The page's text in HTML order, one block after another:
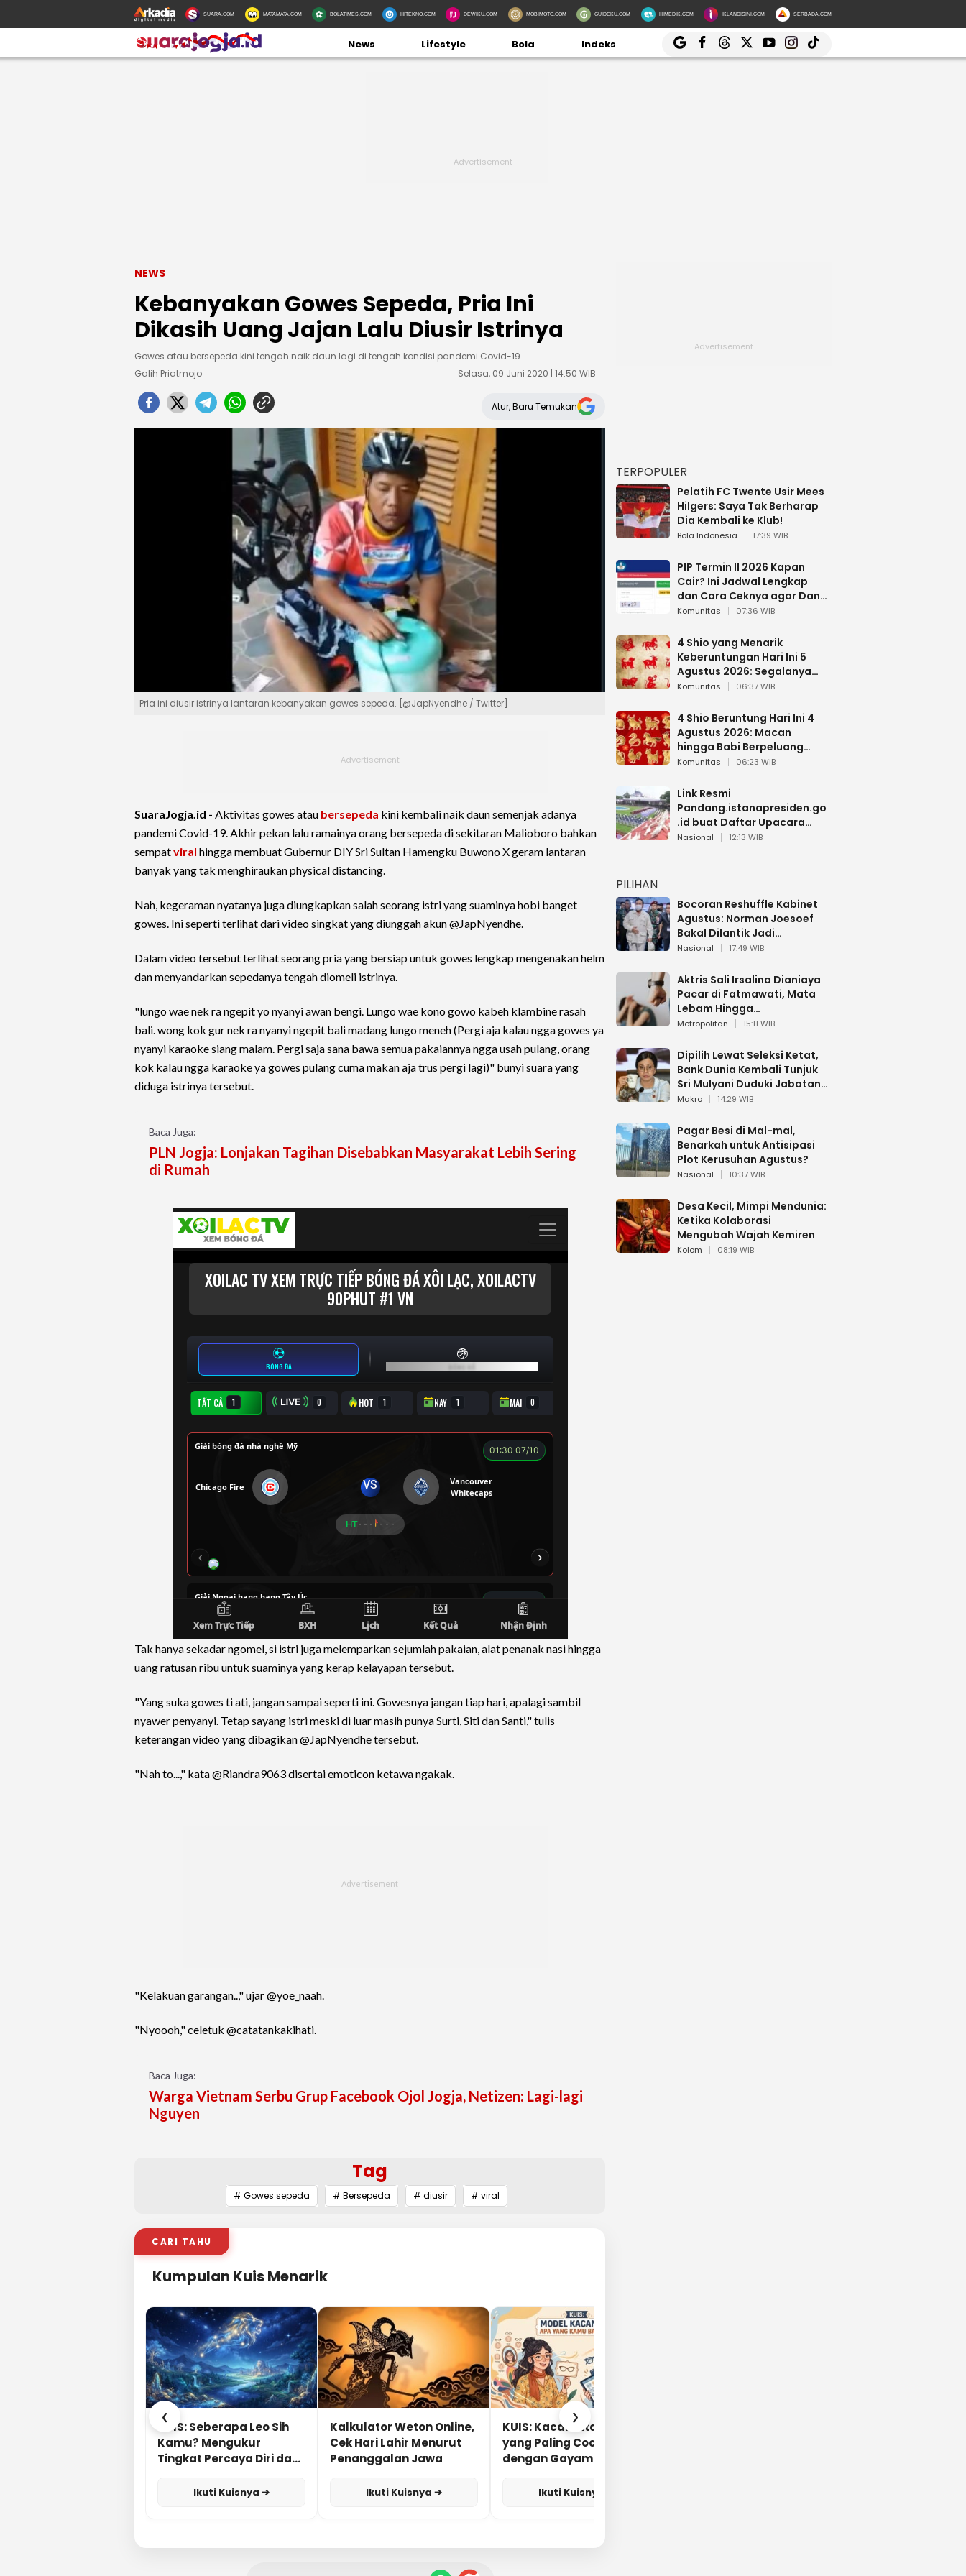
SUARA.COM MATAMATA.COM BOLATIMES.COM HITEKNO.COM DEWIKU.COM MOBIMOTO.COM GUIDEKU.COM HIMEDIK.COM IKLANDISINI.COM SERBADA.COM
News Lifestyle Bola Indeks
NEWS
Kebanyakan Gowes Sepeda, Pria Ini
Dikasih Uang Jajan Lalu Diusir Istrinya
Gowes atau bersepeda kini tengah naik daun lagi di tengah kondisi pandemi Covid-19
Galih Priatmojo
Selasa, 09 Juni 2020 | 14:50 WIB
Atur, Baru Temukan
Pria ini diusir istrinya lantaran kebanyakan gowes sepeda. [@JapNyendhe / Twitter]
SuaraJogja.id - Aktivitas gowes atau bersepeda kini kembali naik daun semenjak adanya
pandemi Covid-19. Akhir pekan lalu ramainya orang bersepeda di sekitaran Malioboro bahkan
sempatviral hingga membuat Gubernur DIY Sri Sultan Hamengku Buwono X geram lantaran
banyak yang tak menghiraukan physical distancing.
Nah, kegeraman nyatanya juga diungkapkan salah seorang istri yang suaminya hobi banget
gowes. Ini seperti terlihat dari video singkat yang diunggah akun @JapNyendhe.
Dalam video tersebut terlihat seorang pria yang bersiap untuk gowes lengkap mengenakan helm
dan menyandarkan sepedanya tengah diomeli istrinya.
"lungo wae nek ra ngepit yo nyanyi awan bengi. Lungo wae kono gowo kabeh klambine rasah
bali. wong kok gur nek ra nyanyi ngepit bali madang lungo meneh (Pergi aja kalau ngga gowes ya
nyanyi karaoke siang malam. Pergi saja sana bawa semua pakaiannya ngga usah pulang, orang
kok kalau ngga karaoke ya gowes pulang cuma makan aja trus pergi lagi)" bunyi suara yang
diduga istrinya tersebut.
Baca Juga:
PLN Jogja: Lonjakan Tagihan Disebabkan Masyarakat Lebih Sering
di Rumah
Tak hanya sekadar ngomel, si istri juga melemparkan sejumlah pakaian, alat penanak nasi hingga
uang ratusan ribu untuk suaminya yang kerap kelayapan tersebut.
"Yang suka gowes ti ati, jangan sampai seperti ini. Gowesnya jangan tiap hari, apalagi sambil
nyawer penyanyi. Tetap sayang istri meski di luar masih punya Surti, Siti dan Santi," tulis
keterangan video yang dibagikan @JapNyendhe tersebut.
"Nah to...," kata @Riandra9063 disertai emoticon ketawa ngakak.
"Kelakuan garangan..," ujar @yoe_naah.
"Nyoooh," celetuk @catatankakihati.
Baca Juga:
Warga Vietnam Serbu Grup Facebook Ojol Jogja, Netizen: Lagi-lagi
Nguyen
Tag
# Gowes sepeda # Bersepeda # diusir # viral
CARI TAHU
Kumpulan Kuis Menarik
❮
KUIS: Seberapa Leo Sih
Kamu? Mengukur
Tingkat Percaya Diri dan
Ikuti Kuisnya ➔
Kalkulator Weton Online,
Cek Hari Lahir Menurut
Penanggalan Jawa
Ikuti Kuisnya ➔
KUIS: Kacamata Apa
yang Paling Cocok
dengan Gayamu?
Ikuti Kuisnya ➔
❯
TERPOPULER
Pelatih FC Twente Usir Mees
Hilgers: Saya Tak Berharap
Dia Kembali ke Klub!
Bola Indonesia 17:39 WIB
PIP Termin II 2026 Kapan
Cair? Ini Jadwal Lengkap
dan Cara Ceknya agar Dana
Tidak Hangus!
Komunitas 07:36 WIB
4 Shio yang Menarik
Keberuntungan Hari Ini 5
Agustus 2026: Segalanya
Berjalan Lancar
Komunitas 06:37 WIB
4 Shio Beruntung Hari Ini 4
Agustus 2026: Macan
hingga Babi Berpeluang
Dapat Kabar Baik
Komunitas 06:23 WIB
Link Resmi
Pandang.istanapresiden.go
.id buat Daftar Upacara
Bendera HUT RI di Istana
Nasional 12:13 WIB
PILIHAN
Bocoran Reshuffle Kabinet
Agustus: Norman Joesoef
Bakal Dilantik Jadi
Wamenhan RI
Nasional 17:49 WIB
Aktris Sali Irsalina Dianiaya
Pacar di Fatmawati, Mata
Lebam Hingga
Diselamatkan Polantas
Metropolitan 15:11 WIB
Dipilih Lewat Seleksi Ketat,
Bank Dunia Kembali Tunjuk
Sri Mulyani Duduki Jabatan
Strategis
Makro 14:29 WIB
Pagar Besi di Mal-mal,
Benarkah untuk Antisipasi
Plot Kerusuhan Agustus?
Nasional 10:37 WIB
Desa Kecil, Mimpi Mendunia:
Ketika Kolaborasi
Mengubah Wajah Kemiren
Kolom 08:19 WIB